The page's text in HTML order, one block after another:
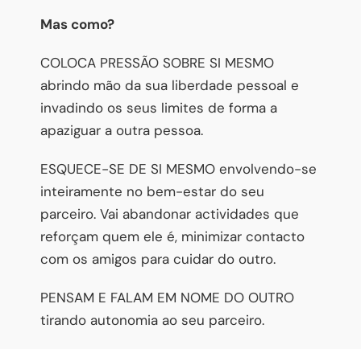
Mas como?
COLOCA PRESSÃO SOBRE SI MESMO
abrindo mão da sua liberdade pessoal e
invadindo os seus limites de forma a
apaziguar a outra pessoa.
ESQUECE-SE DE SI MESMO envolvendo-se
inteiramente no bem-estar do seu
parceiro. Vai abandonar actividades que
reforçam quem ele é, minimizar contacto
com os amigos para cuidar do outro.
PENSAM E FALAM EM NOME DO OUTRO
tirando autonomia ao seu parceiro.